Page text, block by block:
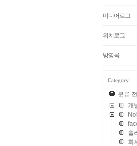
미디어로그
위치로그
방명록
Category
분류
개
솔
회